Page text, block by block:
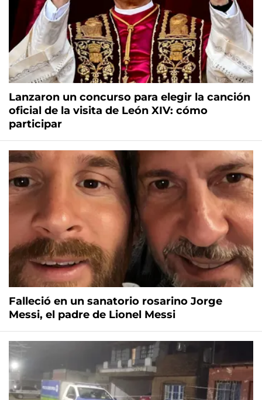
Lanzaron un concurso para elegir la canción
oficial de la visita de León XIV: cómo
participar
Falleció en un sanatorio rosarino Jorge
Messi, el padre de Lionel Messi